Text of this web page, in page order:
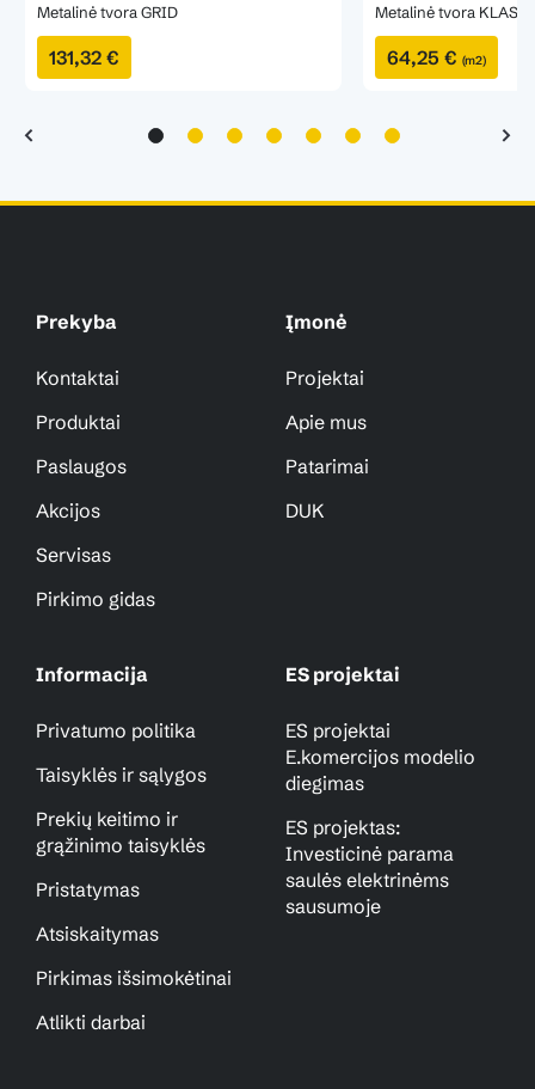
Metalinė tvora GRID
131,32 €
Metalinė tvora KLASIK
64,25 € (m2)
Prekyba
Kontaktai
Produktai
Paslaugos
Akcijos
Servisas
Pirkimo gidas
Įmonė
Projektai
Apie mus
Patarimai
DUK
Informacija
Privatumo politika
Taisyklės ir sąlygos
Prekių keitimo ir
grąžinimo taisyklės
Pristatymas
Atsiskaitymas
Pirkimas išsimokėtinai
Atlikti darbai
ES projektai
ES projektai
E.komercijos modelio
diegimas
ES projektas:
Investicinė parama
saulės elektrinėms
sausumoje